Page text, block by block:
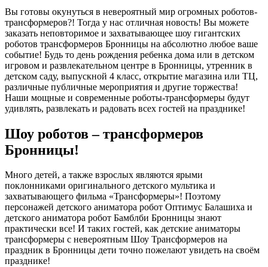
Вы готовы окунуться в невероятный мир огромных роботов-
трансформеров?! Тогда у нас отличная новость! Вы можете
заказать неповторимое и захватывающее шоу гигантских
роботов трансформеров Бронницы на абсолютно любое ваше
событие! Будь то день рождения ребенка дома или в детском
игровом и развлекательном центре в Бронницы, утренник в
детском саду, выпускной 4 класс, открытие магазина или ТЦ,
различные публичные мероприятия и другие торжества!
Наши мощные и современные роботы-трансформеры будут
удивлять, развлекать и радовать всех гостей на празднике!
Шоу роботов – трансформеров
Бронницы!
Много детей, а также взрослых являются ярыми
поклонниками оригинального детского мультика и
захватывающего фильма «Трансформеры»! Поэтому
персонажей детского аниматора робот Оптимус Балашиха и
детского аниматора робот Бамблби Бронницы знают
практически все! И таких гостей, как детские аниматоры
трансформеры с невероятным Шоу Трансформеров на
праздник в Бронницы дети точно пожелают увидеть на своём
празднике!